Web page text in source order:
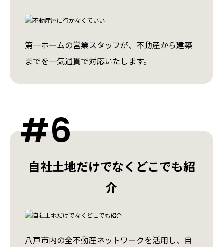
第一ホームの営業スタッフが、不動産から建築
までを一気通貫で対応いたします。
#6
⾃社⼟地だけでなくどこでも紹
介
八戸市内の全不動産ネットワークを活用し、自